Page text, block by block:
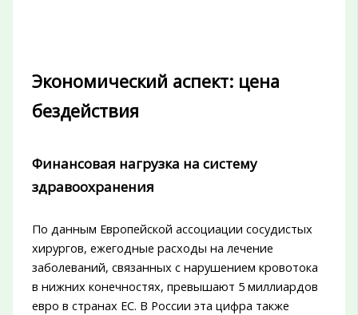
Экономический аспект: цена
бездействия
Финансовая нагрузка на систему
здравоохранения
По данным Европейской ассоциации сосудистых
хирургов, ежегодные расходы на лечение
заболеваний, связанных с нарушением кровотока
в нижних конечностях, превышают 5 миллиардов
евро в странах ЕС. В России эта цифра также